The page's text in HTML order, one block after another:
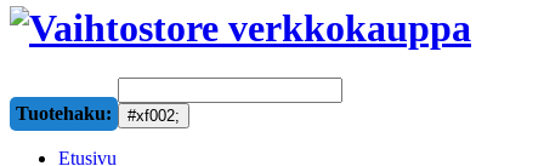
Tuotehaku:
Etusivu